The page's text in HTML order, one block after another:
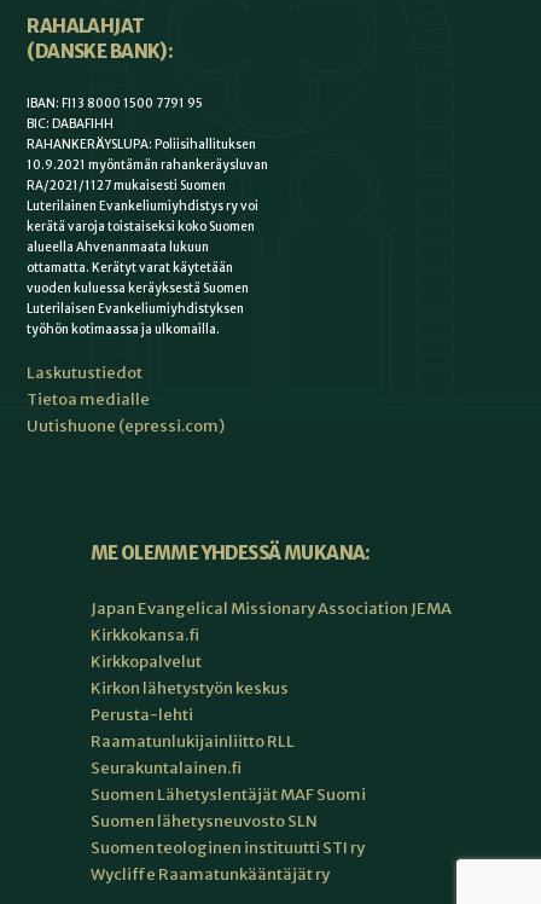
RAHALAHJAT
(DANSKE BANK):
IBAN: FI13 8000 1500 7791 95
BIC: DABAFIHH
RAHANKERÄYSLUPA: Poliisihallituksen
10.9.2021 myöntämän rahankeräysluvan
RA/2021/1127 mukaisesti Suomen
Luterilainen Evankeliumiyhdistys ry voi
kerätä varoja toistaiseksi koko Suomen
alueella Ahvenanmaata lukuun
ottamatta. Kerätyt varat käytetään
vuoden kuluessa keräyksestä Suomen
Luterilaisen Evankeliumiyhdistyksen
työhön kotimaassa ja ulkomailla.
Laskutustiedot
Tietoa medialle
Uutishuone (epressi.com)
ME OLEMME YHDESSÄ MUKANA:
Japan Evangelical Missionary Association JEMA
Kirkkokansa.fi
Kirkkopalvelut
Kirkon lähetystyön keskus
Perusta-lehti
Raamatunlukijainliitto RLL
Seurakuntalainen.fi
Suomen Lähetyslentäjät MAF Suomi
Suomen lähetysneuvosto SLN
Suomen teologinen instituutti STI ry
Wycliffe Raamatunkääntäjät ry